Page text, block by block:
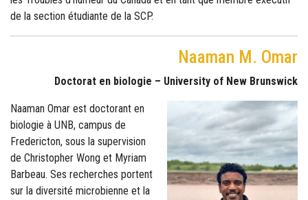
de la section étudiante de la SCP.
Naaman M. Omar
Doctorat en biologie – University of New Brunswick
Naaman Omar est doctorant en
biologie à UNB, campus de
Fredericton, sous la supervision
de Christopher Wong et Myriam
Barbeau. Ses recherches portent
sur la diversité microbienne et la